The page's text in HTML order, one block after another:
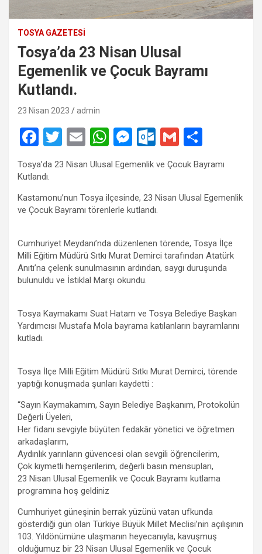
TOSYA GAZETESI
Tosya’da 23 Nisan Ulusal
Egemenlik ve Çocuk Bayramı
Kutlandı.
23 Nisan 2023 admin
F
a
ce
b
o
k
T
wi
tt
er
E
m
ail
W
h
at
s
A
p
M
es
se
n
g
O
ut
lo
o
k.
o
m
G
m
ail ar
e
Tosya’da 23 Nisan Ulusal Egemenlik ve Çocuk Bayramı
Kutlandı.
Kastamonu’nun Tosya ilçesinde, 23 Nisan Ulusal Egemenlik
ve Çocuk Bayramı törenlerle kutlandı.
Cumhuriyet Meydanı’nda düzenlenen törende, Tosya İlçe
Milli Eğitim Müdürü Sıtkı Murat Demirci tarafından Atatürk
Anıtı’na çelenk sunulmasının ardından, saygı duruşunda
bulunuldu ve İstiklal Marşı okundu.
Tosya Kaymakamı Suat Hatam ve Tosya Belediye Başkan
Yardımcısı Mustafa Mola bayrama katılanların bayramlarını
kutladı.
Tosya İlçe Milli Eğitim Müdürü Sıtkı Murat Demirci, törende
yaptığı konuşmada şunları kaydetti :
“Sayın Kaymakamım, Sayın Belediye Başkanım, Protokolün
Değerli Üyeleri,
Her fidanı sevgiyle büyüten fedakâr yönetici ve öğretmen
arkadaşlarım,
Aydınlık yarınların güvencesi olan sevgili öğrencilerim,
Çok kıymetli hemşerilerim, değerli basın mensupları,
23 Nisan Ulusal Egemenlik ve Çocuk Bayramı kutlama
programına hoş geldiniz
Cumhuriyet güneşinin berrak yüzünü vatan ufkunda
gösterdiği gün olan Türkiye Büyük Millet Meclisi’nin açılışının
103. Yıldönümüne ulaşmanın heyecanıyla, kavuşmuş
olduğumuz bir 23 Nisan Ulusal Egemenlik ve Çocuk